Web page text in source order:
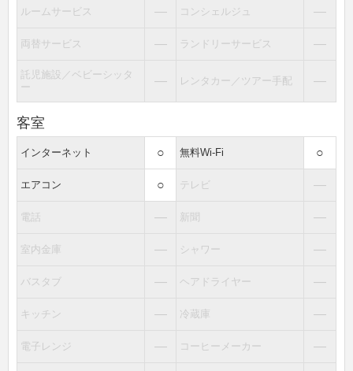
ルームサービス ― コンシェルジュ ―
両替サービス ― ランドリーサービス ―
託児施設／ベビーシッタ
ー
― レンタカー／ツアー手配 ―
客室
インターネット ○ 無料Wi-Fi ○
エアコン ○ テレビ ―
電話 ― 新聞 ―
室内金庫 ― シャワー ―
バスタブ ― ヘアドライヤー ―
キッチン ― 冷蔵庫 ―
電子レンジ ― コーヒーメーカー ―